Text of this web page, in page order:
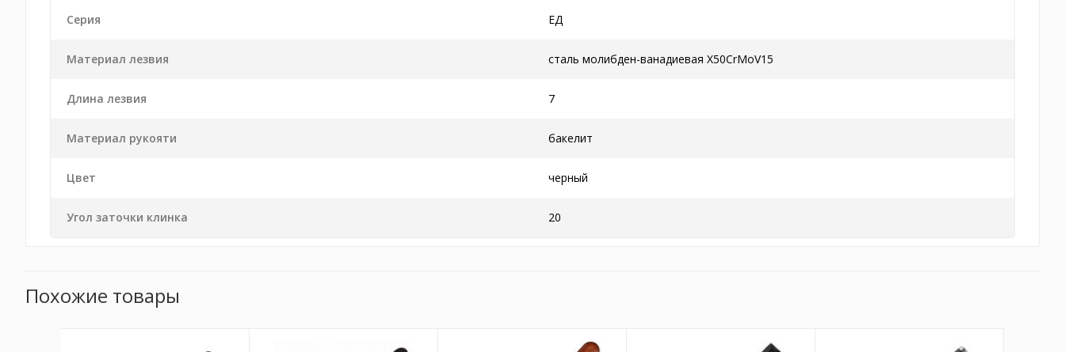
Серия ЕД
Материал лезвия сталь молибден-ванадиевая X50CrMoV15
Длина лезвия 7
Материал рукояти бакелит
Цвет черный
Угол заточки клинка 20
Похожие товары